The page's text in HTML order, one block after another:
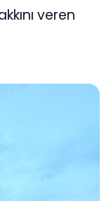
veren